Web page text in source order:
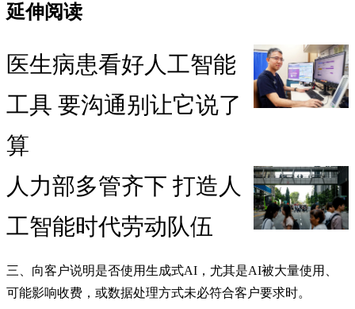
延伸阅读
医生病患看好人工智能
工具 要沟通别让它说了
算
人力部多管齐下 打造人
工智能时代劳动队伍
三、向客户说明是否使用生成式AI，尤其是AI被大量使用、
可能影响收费，或数据处理方式未必符合客户要求时。